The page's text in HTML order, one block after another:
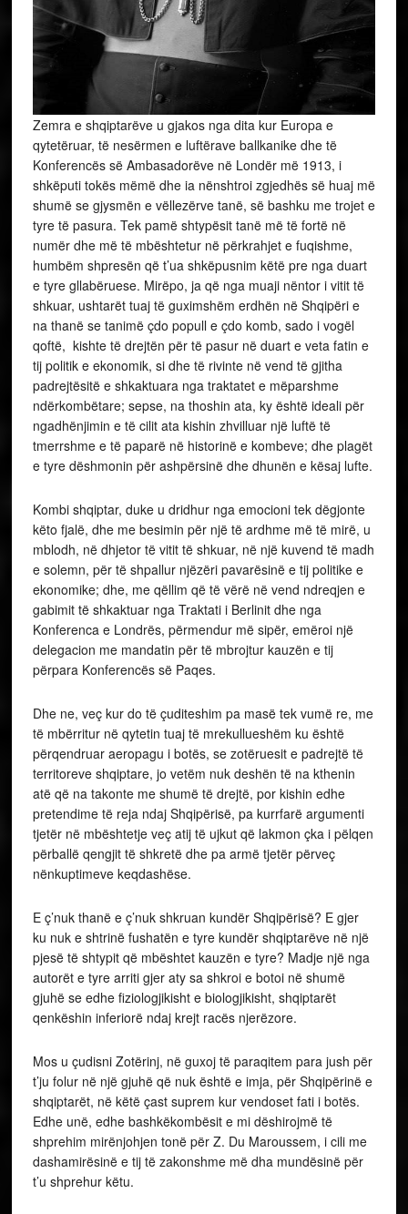
Zemra e shqiptarëve u gjakos nga dita kur Europa e
qytetëruar, të nesërmen e luftërave ballkanike dhe të
Konferencës së Ambasadorëve në Londër më 1913, i
shkëputi tokës mëmë dhe ia nënshtroi zgjedhës së huaj më
shumë se gjysmën e vëllezërve tanë, së bashku me trojet e
tyre të pasura. Tek pamë shtypësit tanë më të fortë në
numër dhe më të mbështetur në përkrahjet e fuqishme,
humbëm shpresën që t’ua shkëpusnim këtë pre nga duart
e tyre gllabëruese. Mirëpo, ja që nga muaji nëntor i vitit të
shkuar, ushtarët tuaj të guximshëm erdhën në Shqipëri e
na thanë se tanimë çdo popull e çdo komb, sado i vogël
qoftë, kishte të drejtën për të pasur në duart e veta fatin e
tij politik e ekonomik, si dhe të rivinte në vend të gjitha
padrejtësitë e shkaktuara nga traktatet e mëparshme
ndërkombëtare; sepse, na thoshin ata, ky është ideali për
ngadhënjimin e të cilit ata kishin zhvilluar një luftë të
tmerrshme e të paparë në historinë e kombeve; dhe plagët
e tyre dëshmonin për ashpërsinë dhe dhunën e kësaj lufte.
Kombi shqiptar, duke u dridhur nga emocioni tek dëgjonte
këto fjalë, dhe me besimin për një të ardhme më të mirë, u
mblodh, në dhjetor të vitit të shkuar, në një kuvend të madh
e solemn, për të shpallur njëzëri pavarësinë e tij politike e
ekonomike; dhe, me qëllim që të vërë në vend ndreqjen e
gabimit të shkaktuar nga Traktati i Berlinit dhe nga
Konferenca e Londrës, përmendur më sipër, emëroi një
delegacion me mandatin për të mbrojtur kauzën e tij
përpara Konferencës së Paqes.
Dhe ne, veç kur do të çuditeshim pa masë tek vumë re, me
të mbërritur në qytetin tuaj të mrekullueshëm ku është
përqendruar aeropagu i botës, se zotëruesit e padrejtë të
territoreve shqiptare, jo vetëm nuk deshën të na kthenin
atë që na takonte me shumë të drejtë, por kishin edhe
pretendime të reja ndaj Shqipërisë, pa kurrfarë argumenti
tjetër në mbështetje veç atij të ujkut që lakmon çka i pëlqen
përballë qengjit të shkretë dhe pa armë tjetër përveç
nënkuptimeve keqdashëse.
E ç’nuk thanë e ç’nuk shkruan kundër Shqipërisë? E gjer
ku nuk e shtrinë fushatën e tyre kundër shqiptarëve në një
pjesë të shtypit që mbështet kauzën e tyre? Madje një nga
autorët e tyre arriti gjer aty sa shkroi e botoi në shumë
gjuhë se edhe fiziologjikisht e biologjikisht, shqiptarët
qenkëshin inferiorë ndaj krejt racës njerëzore.
Mos u çudisni Zotërinj, në guxoj të paraqitem para jush për
t’ju folur në një gjuhë që nuk është e imja, për Shqipërinë e
shqiptarët, në këtë çast suprem kur vendoset fati i botës.
Edhe unë, edhe bashkëkombësit e mi dëshirojmë të
shprehim mirënjohjen tonë për Z. Du Maroussem, i cili me
dashamirësinë e tij të zakonshme më dha mundësinë për
t’u shprehur këtu.